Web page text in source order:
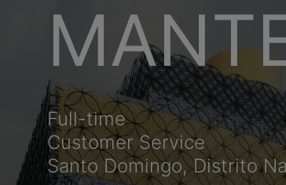
Full-time
Customer Service
Santo Domingo, Distrito